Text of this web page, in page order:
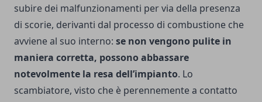
subire dei malfunzionamenti per via della presenza
di scorie, derivanti dal processo di combustione che
avviene al suo interno: se non vengono pulite in
maniera corretta, possono abbassare
notevolmente la resa dell’impianto. Lo
scambiatore, visto che è perennemente a contatto